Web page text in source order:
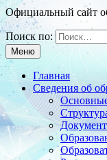
Официальный сайт
Поиск по:
Меню
Главная
Сведения об